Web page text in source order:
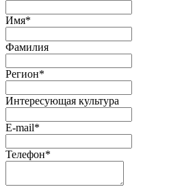
Имя*
Фамилия
Регион*
Интересующая культура
E-mail*
Телефон*